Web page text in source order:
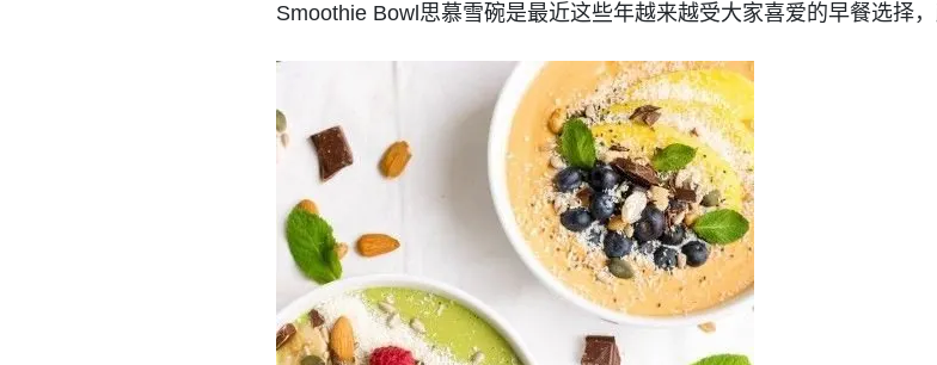
Smoothie Bowl思慕雪碗是最近这些年越来越受大家喜爱的早餐选择